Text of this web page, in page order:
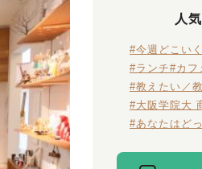
人
#今週どこい
#ランチ#カフ
#教えたい／
#大阪学院大
#あなたはど